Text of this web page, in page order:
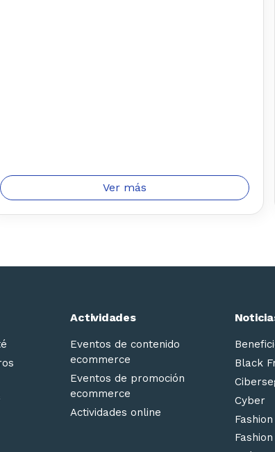
Ver más
Actividades
Eventos de contenido
ecommerce
Eventos de promoción
ecommerce
Actividades online
Black
Cyber